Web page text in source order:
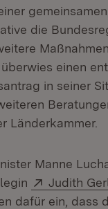
gemeinsamen
die
einen
in seiner
Länderkammer.
Manne
Extern:
Judith
dafür ein, dass